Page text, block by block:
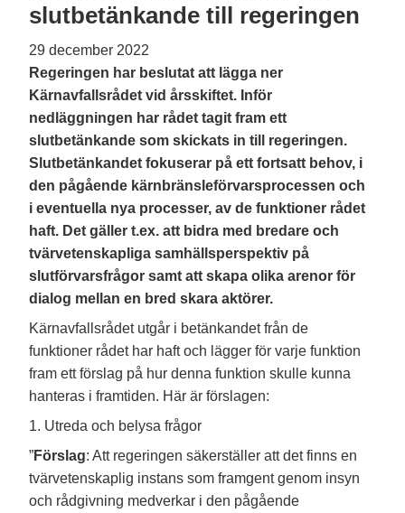
slutbetänkande till regeringen
29 december 2022
Regeringen har beslutat att lägga ner
Kärnavfallsrådet vid årsskiftet. Inför
nedläggningen har rådet tagit fram ett
slutbetänkande som skickats in till regeringen.
Slutbetänkandet fokuserar på ett fortsatt behov, i
den pågående kärnbränsleförvarsprocessen och
i eventuella nya processer, av de funktioner rådet
haft. Det gäller t.ex. att bidra med bredare och
tvärvetenskapliga samhällsperspektiv på
slutförvarsfrågor samt att skapa olika arenor för
dialog mellan en bred skara aktörer.
Kärnavfallsrådet utgår i betänkandet från de
funktioner rådet har haft och lägger för varje funktion
fram ett förslag på hur denna funktion skulle kunna
hanteras i framtiden. Här är förslagen:
1. Utreda och belysa frågor
”Förslag: Att regeringen säkerställer att det finns en
tvärvetenskaplig instans som framgent genom insyn
och rådgivning medverkar i den pågående